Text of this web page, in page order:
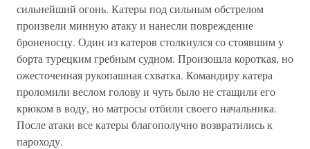
сильнейший огонь. Катеры под сильным обстрелом
произвели минную атаку и нанесли повреждение
броненосцу. Один из катеров столкнулся со стоявшим у
борта турецким гребным судном. Произошла короткая, но
ожесточенная рукопашная схватка. Командиру катера
проломили веслом голову и чуть было не стащили его
крюком в воду, но матросы отбили своего начальника.
После атаки все катеры благополучно возвратились к
пароходу.